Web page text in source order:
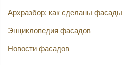
Архразбор: как сделаны фасады
Энциклопедия фасадов
Новости фасадов